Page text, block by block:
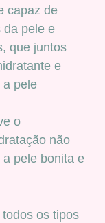
capaz de
da pele e
que juntos
e
a pele
o
não
pele bonita e
os tipos